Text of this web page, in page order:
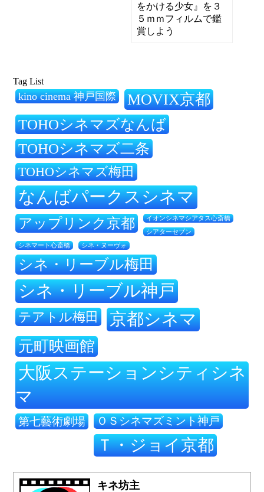
をかける少女』を３
５ｍｍフィルムで鑑
賞しよう
Tag List
kino cinema 神戸国際 MOVIX京都
TOHOシネマズなんば
TOHOシネマズ二条
TOHOシネマズ梅田
なんばパークスシネマ
アップリンク京都 イオンシネマシアタス心斎橋
シアターセブン
シネマート心斎橋 シネ・ヌーヴォ
シネ・リーブル梅田
シネ・リーブル神戸
テアトル梅田 京都シネマ
元町映画館
大阪ステーションシティシネ
マ
第七藝術劇場 ＯＳシネマズミント神戸
Ｔ・ジョイ京都
キネ坊主